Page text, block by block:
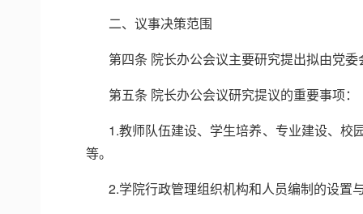
二、议事决策范围
第四条 院长办公会议主要研究提出拟由党
第五条 院长办公会议研究提议的重要事项：
1.教师队伍建设、学生培养、专业建设、校
等。
2.学院行政管理组织机构和人员编制的设置